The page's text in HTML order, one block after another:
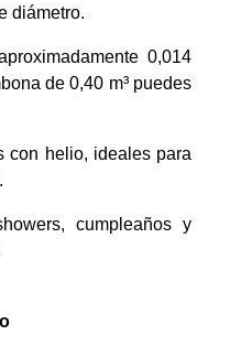
diámetro.
0,014
de 0,40 m³ puedes
con helio, ideales para
cumpleaños y